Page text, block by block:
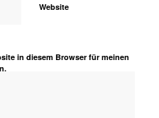
Website
in diesem Browser für meinen